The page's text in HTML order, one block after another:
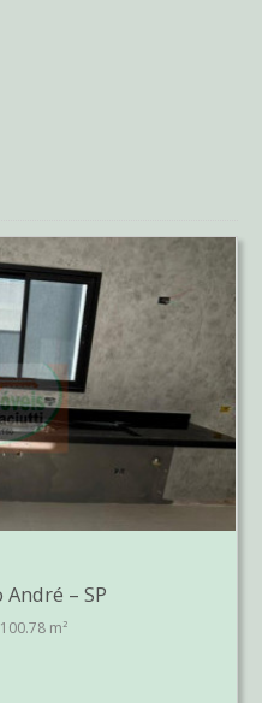
André – SP
100.78 m²